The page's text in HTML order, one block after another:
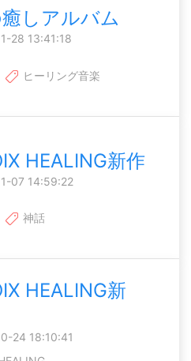
しアルバム
28 13:41:18
ヒーリング音楽
HEALING新作
07 14:59:22
神話
HEALING新
24 18:10:41